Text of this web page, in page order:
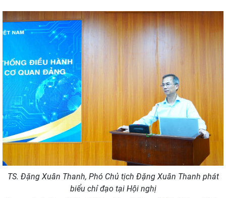
TS. Đặng Xuân Thanh, Phó Chủ tịch Đặng Xuân Thanh phát
biểu chỉ đạo tại Hội nghị